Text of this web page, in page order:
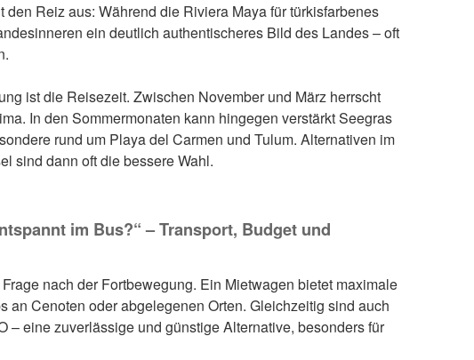
Reiz aus: Während die Riviera Maya für türkisfarbenes
ein deutlich authentischeres Bild des Landes – oft
ist die Reisezeit. Zwischen November und März herrscht
In den Sommermonaten kann hingegen verstärkt Seegras
rund um Playa del Carmen und Tulum. Alternativen im
sind dann oft die bessere Wahl.
im Bus?“ – Transport, Budget und
nach der Fortbewegung. Ein Mietwagen bietet maximale
an Cenoten oder abgelegenen Orten. Gleichzeitig sind auch
– eine zuverlässige und günstige Alternative, besonders für